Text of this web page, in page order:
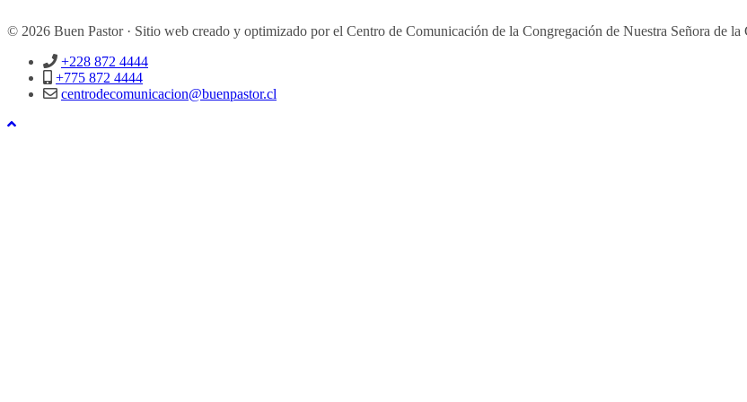
© 2026 Buen Pastor · Sitio web creado y optimizado por el Centro de Comunicación de la Congregación de Nuestra Señora de la
+228 872 4444
+775 872 4444
centrodecomunicacion@buenpastor.cl